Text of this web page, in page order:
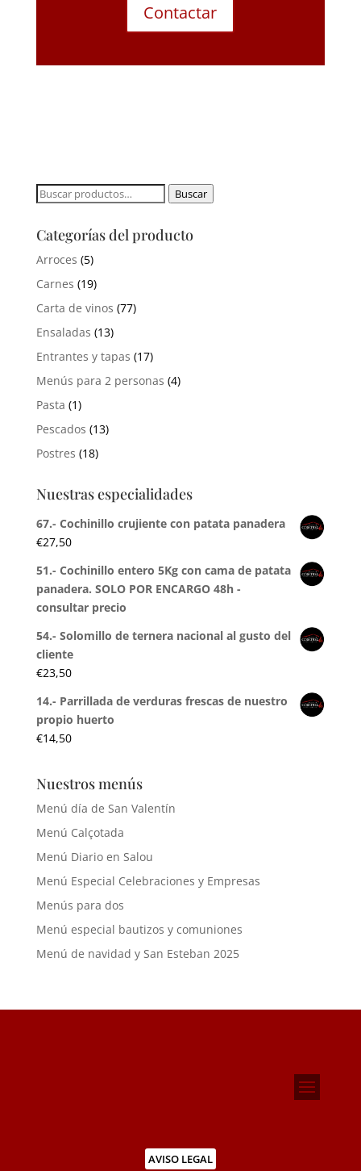
Contactar
Buscar
Buscar
Categorías del producto
Arroces (5)
Carnes (19)
Carta de vinos (77)
Ensaladas (13)
Entrantes y tapas (17)
Menús para 2 personas (4)
Pasta (1)
Pescados (13)
Postres (18)
Nuestras especialidades
67.- Cochinillo crujiente con patata panadera
€27,50
51.- Cochinillo entero 5Kg con cama de patata
panadera. SOLO POR ENCARGO 48h -
consultar precio
54.- Solomillo de ternera nacional al gusto del
cliente
€23,50
14.- Parrillada de verduras frescas de nuestro
propio huerto
€14,50
Nuestros menús
Menú día de San Valentín
Menú Calçotada
Menú Diario en Salou
Menú Especial Celebraciones y Empresas
Menús para dos
Menú especial bautizos y comuniones
Menú de navidad y San Esteban 2025
AVISO LEGAL